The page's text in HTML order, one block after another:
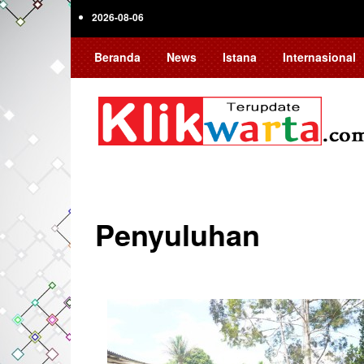
Skip
2026-08-06
Beranda News Istana Internasional
Penyuluhan